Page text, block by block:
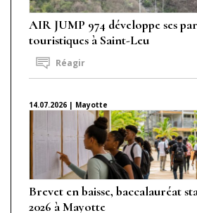
AIR JUMP 974 développe ses
touristiques à Saint-Leu
Réagir
14.07.2026 | Mayotte
Brevet en baisse, baccalauréat
2026 à Mayotte